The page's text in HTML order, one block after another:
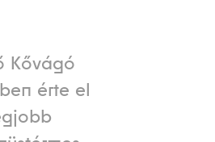
Kővágó
érte el